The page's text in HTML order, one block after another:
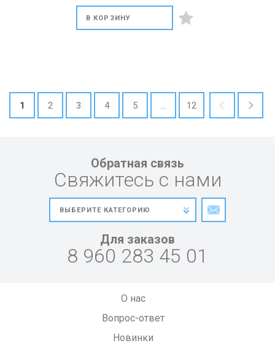
В КОРЗИНУ
1 2 3 4 5 ... 12
Обратная связь
Свяжитесь с нами
Для заказов
8 960 283 45 01
О нас
Вопрос-ответ
Новинки